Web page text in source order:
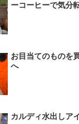
ーコーヒーで気分
お目当てのものを
へ
カルディ水出しア